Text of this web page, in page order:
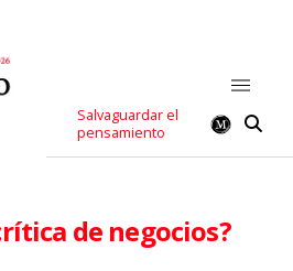
Salvaguardar el
pensamiento
de negocios?